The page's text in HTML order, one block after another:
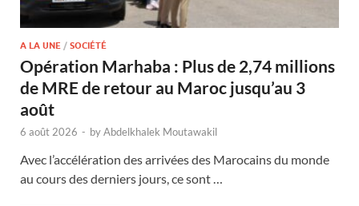
A LA UNE / SOCIÉTÉ
Opération Marhaba : Plus de 2,74 millions
de MRE de retour au Maroc jusqu’au 3
août
6 août 2026 - byAbdelkhalek Moutawakil
Avec l’accélération des arrivées des Marocains du monde
au cours des derniers jours, ce sont …